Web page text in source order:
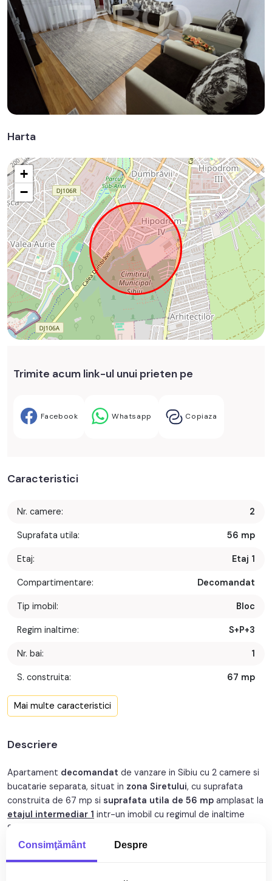
Harta
+
−
Trimite acum link-ul unui prieten pe
Facebook Whatsapp Copiaza
Caracteristici
Nr. camere: 2
Suprafata utila: 56 mp
Etaj: Etaj 1
Compartimentare: Decomandat
Tip imobil: Bloc
Regim inaltime: S+P+3
Nr. bai: 1
S. construita: 67 mp
Confort:
Nr. parcari:
An constructie: 2008
An renovare: 2023
Structura: Caramida
Orientare:
Mai multe caracteristici
Descriere
Apartament decomandat de vanzare in Sibiu cu 2 camere si
bucatarie separata, situat in zona Siretului, cu suprafata
construita de 67 mp si suprafata utila de 56 mp amplasat la
etajul intermediar 1 intr-un imobil cu regimul de inaltime
S+P+3.
Apartamentul este compartimentat decomandat si este
Consimţământ Despre